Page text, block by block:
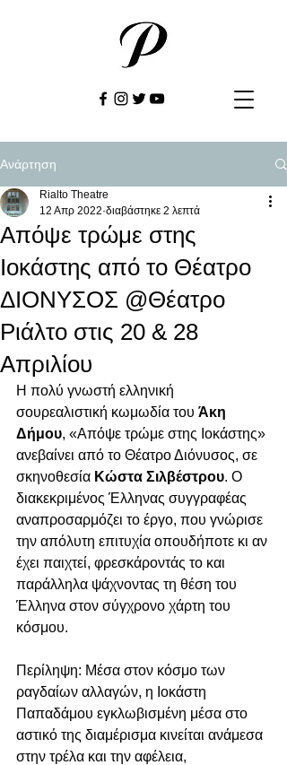
Ανάρτηση
Απόψε τρώμε στης
Ιοκάστης από το Θέατρο
ΔΙΟΝΥΣΟΣ @Θέατρο
Ριάλτο στις 20 & 28
Απριλίου
Rialto Theatre
12 Απρ 2022 διαβάστηκε 2 λεπτά
Η πολύ γνωστή ελληνική
σουρεαλιστική κωμωδία του Άκη
Δήμου, «Απόψε τρώμε στης Ιοκάστης»
ανεβαίνει από το Θέατρο Διόνυσος, σε
σκηνοθεσία Κώστα Σιλβέστρου. Ο
διακεκριμένος Έλληνας συγγραφέας
αναπροσαρμόζει το έργο, που γνώρισε
την απόλυτη επιτυχία οπουδήποτε κι αν
έχει παιχτεί, φρεσκάροντάς το και
παράλληλα ψάχνοντας τη θέση του
Έλληνα στον σύγχρονο χάρτη του
κόσμου.
Περίληψη: Μέσα στον κόσμο των
ραγδαίων αλλαγών, η Ιοκάστη
Παπαδάμου εγκλωβισμένη μέσα στο
αστικό της διαμέρισμα κινείται ανάμεσα
στην τρέλα και την αφέλεια,